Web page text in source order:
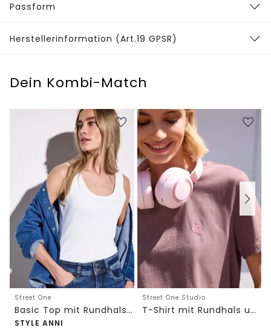
Passform
Herstellerinformation (Art.19 GPSR)
Dein Kombi-Match
Street One
Basic Top mit Rundhals in Unifarbe
STYLE ANNI
Street One Studio
T-Shirt mit Rundhals und Embroidery-Detail